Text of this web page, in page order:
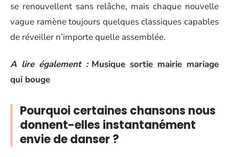
se renouvellent sans relâche, mais chaque nouvelle
vague ramène toujours quelques classiques capables
de réveiller n’importe quelle assemblée.
A lire également : Musique sortie mairie mariage
qui bouge
Pourquoi certaines chansons nous
donnent-elles instantanément
envie de danser ?